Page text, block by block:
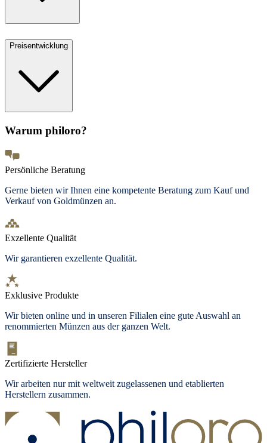
Preisentwicklung
Warum philoro?
Persönliche Beratung
Gerne bieten wir Ihnen eine kompetente Beratung zum Kauf und
Verkauf von Goldmünzen an.
Exzellente Qualität
Wir garantieren exzellente Qualität.
Exklusive Produkte
Wir bieten online und in unseren Filialen eine gute Auswahl an
renommierten Münzen aus der ganzen Welt.
Zertifizierte Hersteller
Wir arbeiten nur mit weltweit zugelassenen und etablierten
Herstellern zusammen.